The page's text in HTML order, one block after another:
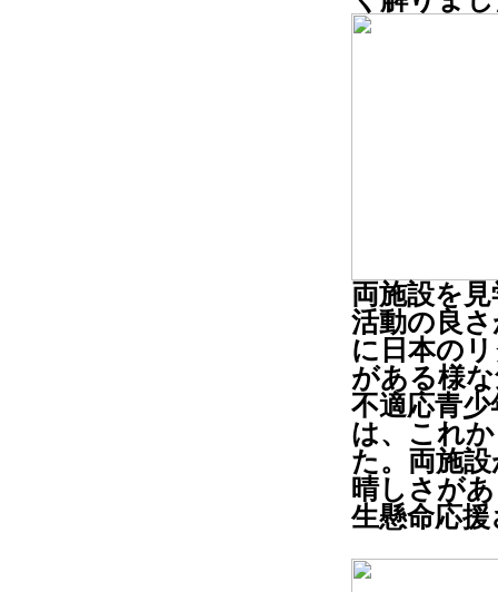
両施設を
活動の良
に日本の
がある様
不適応青
は、これ
た。両施
晴しさが
生懸命応